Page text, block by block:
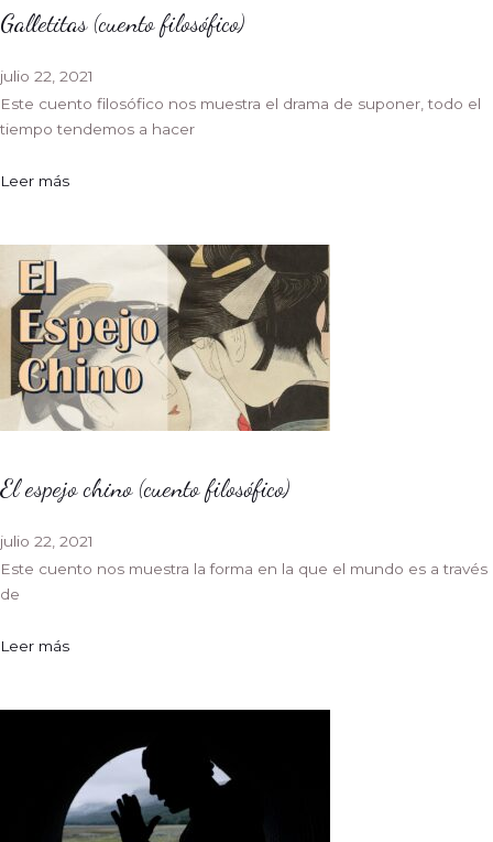
Galletitas (cuento filosófico)
julio 22, 2021
Este cuento filosófico nos muestra el drama de suponer, todo el
tiempo tendemos a hacer
Leer más
El espejo chino (cuento filosófico)
julio 22, 2021
Este cuento nos muestra la forma en la que el mundo es a través
de
Leer más